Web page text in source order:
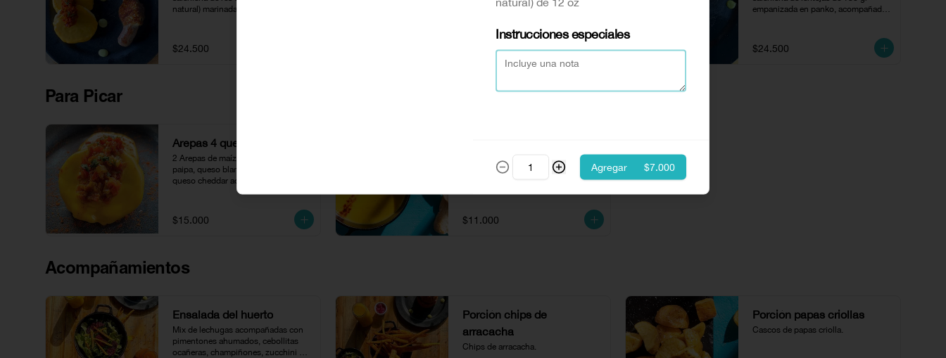
natural) marinada en posta
$24.500
gr (100% natural) acompañada con
$24.500
empanizada en panko, acompañado
$24.500
Para Picar
Arepas 4 quesos
2 Arepas de maíz peto con queso
paipa, queso blanco, queso crema y
queso cheddar acompañados con
$15.000
Crema de ahuyama acompañada de
queso paipa y tostada de pan.
$11.000
Acompañamientos
Ensalada del huerto
Mix de lechugas acompañadas con
pimentones ahumados, cebollitas
ocañeras, champiñones, zucchini
Porción chips de
arracacha
Chips de arracacha.
Porción papas criollas
Cascos de papas criolla.
Instrucciones especiales
Agregar $7.000